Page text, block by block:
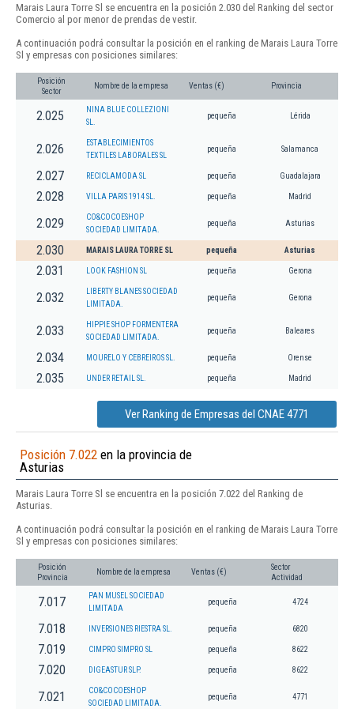
Marais Laura Torre Sl se encuentra en la posición 2.030 del Ranking del sector
Comercio al por menor de prendas de vestir.
A continuación podrá consultar la posición en el ranking de Marais Laura Torre
Sl y empresas con posiciones similares:
Posición
Sector
Nombre de la empresa Ventas (€) Provincia
2.025
NINA BLUE COLLEZIONI
SL.
pequeña Lérida
2.026
ESTABLECIMIENTOS
TEXTILES LABORALES SL
pequeña Salamanca
2.027 RECICLAMODA SL pequeña Guadalajara
2.028 VILLA PARIS 1914 SL. pequeña Madrid
2.029
CO&COCOESHOP
SOCIEDAD LIMITADA.
pequeña Asturias
2.030 MARAIS LAURA TORRE SL pequeña Asturias
2.031 LOOK FASHION SL pequeña Gerona
2.032
LIBERTY BLANES SOCIEDAD
LIMITADA.
pequeña Gerona
2.033
HIPPIE SHOP FORMENTERA
SOCIEDAD LIMITADA.
pequeña Baleares
2.034 MOURELO Y CEBREIROS SL. pequeña Orense
2.035 UNDER RETAIL SL. pequeña Madrid
Ver Ranking de Empresas del CNAE 4771
Posición 7.022 en la provincia de
Asturias
Marais Laura Torre Sl se encuentra en la posición 7.022 del Ranking de
Asturias.
A continuación podrá consultar la posición en el ranking de Marais Laura Torre
Sl y empresas con posiciones similares:
Posición
Provincia
Nombre de la empresa Ventas (€)
Sector
Actividad
7.017
PAN MUSEL SOCIEDAD
LIMITADA
pequeña 4724
7.018 INVERSIONES RIESTRA SL. pequeña 6820
7.019 CIMPRO SIMPRO SL pequeña 8622
7.020 DIGEASTUR SLP. pequeña 8622
7.021
CO&COCOESHOP
SOCIEDAD LIMITADA.
pequeña 4771